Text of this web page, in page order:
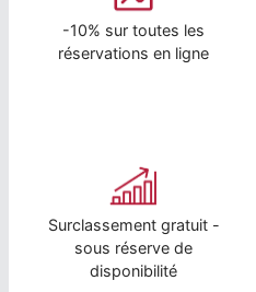
-10% sur toutes les
réservations en ligne
Surclassement gratuit -
sous réserve de
disponibilité